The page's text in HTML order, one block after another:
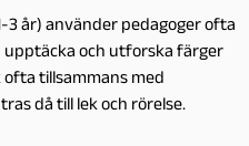
3 år) använder pedagoger ofta
och utforska färger
ofta tillsammans med
då till lek och rörelse.